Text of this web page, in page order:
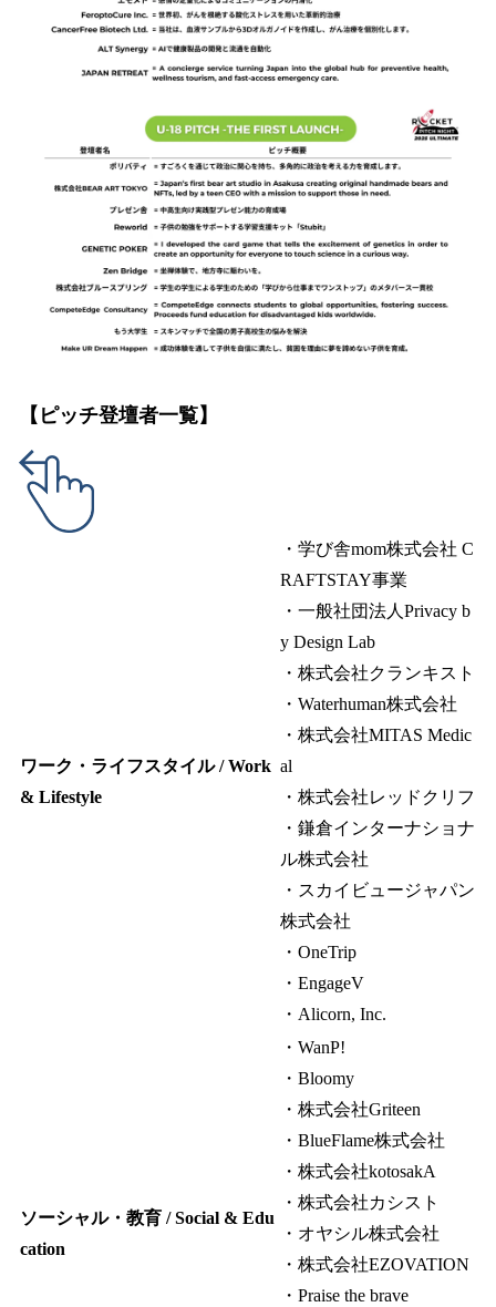
【ピッチ登壇者一覧】
ワーク・ライフスタイル / Work
& Lifestyle
・学び舎mom株式会社 C
RAFTSTAY事業
・一般社団法人Privacy b
y Design Lab
・株式会社クランキスト
・Waterhuman株式会社
・株式会社MITAS Medic
al
・株式会社レッドクリフ
・鎌倉インターナショナ
ル株式会社
・スカイビュージャパン
株式会社
・OneTrip
・EngageV
・Alicorn, Inc.
ソーシャル・教育 / Social & Edu
cation
・WanP!
・Bloomy
・株式会社Griteen
・BlueFlame株式会社
・株式会社kotosakA
・株式会社カシスト
・オヤシル株式会社
・株式会社EZOVATION
・Praise the brave